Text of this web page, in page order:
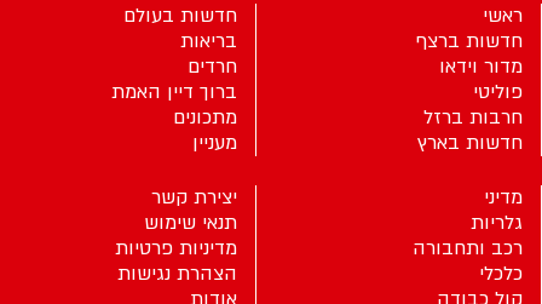
ראשי
חדשות ברצף
מדור וידאו
פוליטי
חרבות ברזל
חדשות בארץ
חדשות בעולם
בריאות
חרדים
ברוך דיין האמת
מתכונים
מעניין
מדיני
גלריות
רכב ותחבורה
כלכלי
קול כבודה
יצירת קשר
תנאי שימוש
מדיניות פרטיות
הצהרת נגישות
אודות